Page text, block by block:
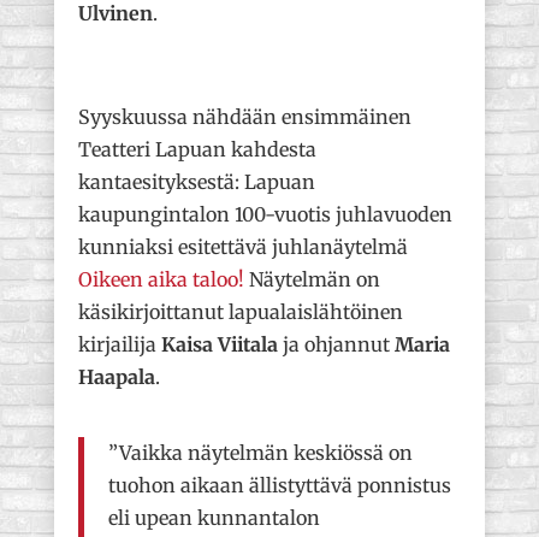
Ulvinen.
Syyskuussa nähdään ensimmäinen
Teatteri Lapuan kahdesta
kantaesityksestä: Lapuan
kaupungintalon 100-vuotis juhlavuoden
kunniaksi esitettävä juhlanäytelmä
Oikeen aika taloo! Näytelmän on
käsikirjoittanut lapualaislähtöinen
kirjailija Kaisa Viitalaja ohjannut Maria
Haapala.
”Vaikka näytelmän keskiössä on
tuohon aikaan ällistyttävä ponnistus
eli upean kunnantalon